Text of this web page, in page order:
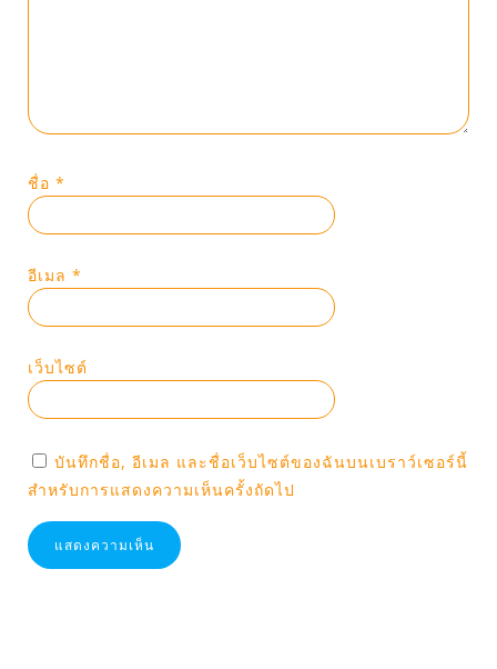
ชื่อ *
อีเมล *
เว็บไซต์
บันทึกชื่อ, อีเมล และชื่อเว็บไซต์ของฉันบนเบราว์เซอร์นี้
สำหรับการแสดงความเห็นครั้งถัดไป